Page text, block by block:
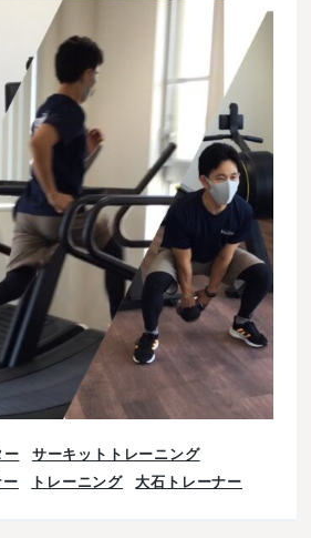
ー
サーキットトレーニング
ー トレーニング 大石トレーナー